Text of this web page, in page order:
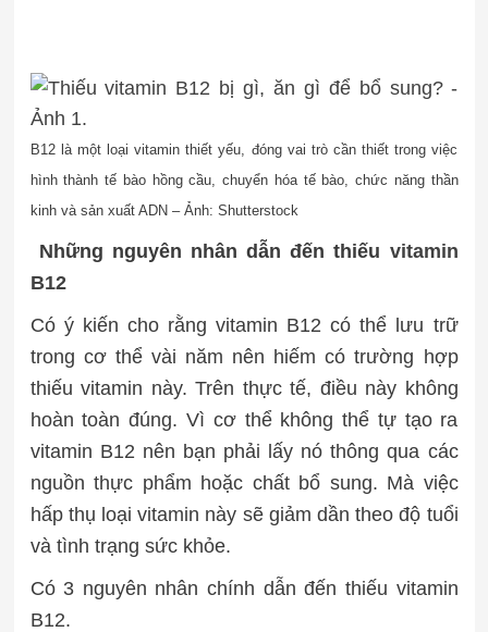
B12 là một loại vitamin thiết yếu, đóng vai trò cần thiết trong việc
hình thành tế bào hồng cầu, chuyển hóa tế bào, chức năng thần
kinh và sản xuất ADN – Ảnh: Shutterstock
Những nguyên nhân dẫn đến thiếu vitamin
B12
Có ý kiến cho rằng vitamin B12 có thể lưu trữ
trong cơ thể vài năm nên hiếm có trường hợp
thiếu vitamin này. Trên thực tế, điều này không
hoàn toàn đúng. Vì cơ thể không thể tự tạo ra
vitamin B12 nên bạn phải lấy nó thông qua các
nguồn thực phẩm hoặc chất bổ sung. Mà việc
hấp thụ loại vitamin này sẽ giảm dần theo độ tuổi
và tình trạng sức khỏe.
Có 3 nguyên nhân chính dẫn đến thiếu vitamin
B12.